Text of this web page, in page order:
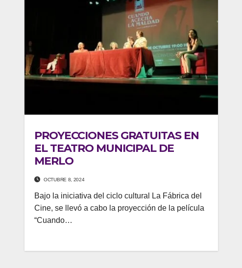
PROYECCIONES GRATUITAS EN
EL TEATRO MUNICIPAL DE
MERLO
OCTUBRE 8, 2024
Bajo la iniciativa del ciclo cultural La Fábrica del
Cine, se llevó a cabo la proyección de la película
“Cuando…